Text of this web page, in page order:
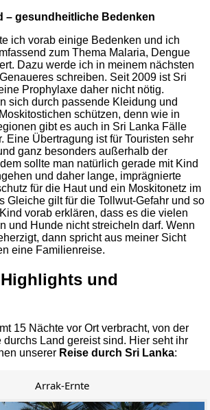
– gesundheitliche Bedenken
ich vorab einige Bedenken und ich
zum Thema Malaria, Dengue
Dazu werde ich in meinem nächsten
schreiben. Seit 2009 ist Sri
Prophylaxe daher nicht nötig.
sich durch passende Kleidung und
schützen, denn wie in
gibt es auch in Sri Lanka Fälle
Eine Übertragung ist für Touristen sehr
ganz besonders außerhalb der
sollte man natürlich gerade mit Kind
und daher lange, imprägnierte
für die Haut und ein Moskitonetz im
Gleiche gilt für die Tollwut-Gefahr und so
vorab erklären, dass es die vielen
und Hunde nicht streicheln darf. Wenn
dann spricht aus meiner Sicht
eine Familienreise.
und
15 Nächte vor Ort verbracht, von der
Land gereist sind. Hier seht ihr
unserer Reise durch Sri Lanka:
Arrak-Ernte